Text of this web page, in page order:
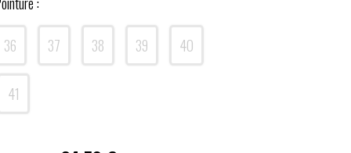
36 37 38 39 40
41